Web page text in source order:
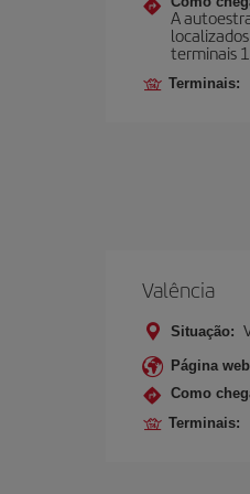
A
terminais
Terminais:
Valência
Situação:
Página
Como
Terminais: